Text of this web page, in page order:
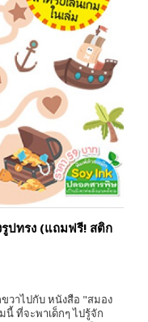
ปทรง (แถมฟรี! สติก
วาไปกับ หนังสือ "สมอง
นี้ ที่จะพาเด็กๆ ไปรู้จัก